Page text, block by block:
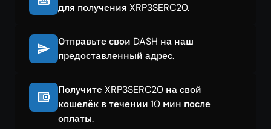
для получения XRP3SERC20.
Отправьте свои DASH на наш
предоставленный адрес.
Получите XRP3SERC20 на свой
кошелёк в течении 10 мин после
оплаты.